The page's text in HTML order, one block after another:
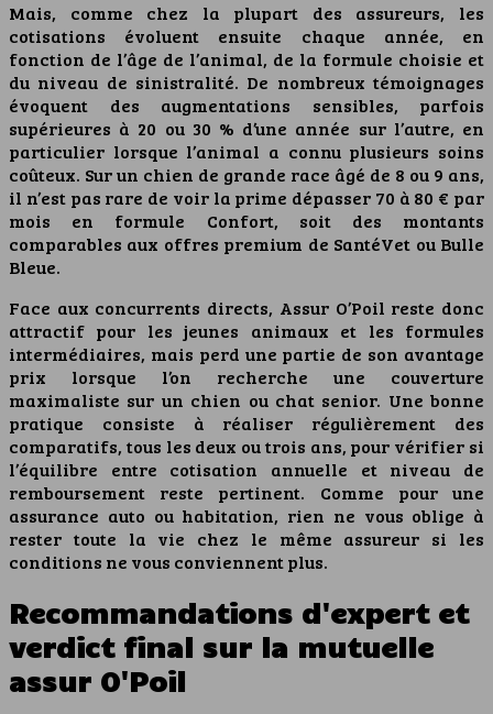
Mais, comme chez la plupart des assureurs, les
cotisations évoluent ensuite chaque année, en
fonction de l’âge de l’animal, de la formule choisie et
du niveau de sinistralité. De nombreux témoignages
évoquent des augmentations sensibles, parfois
supérieures à 20 ou 30 % d’une année sur l’autre, en
particulier lorsque l’animal a connu plusieurs soins
coûteux. Sur un chien de grande race âgé de 8 ou 9 ans,
il n’est pas rare de voir la prime dépasser 70 à 80 € par
mois en formule Confort, soit des montants
comparables aux offres premium de SantéVet ou Bulle
Bleue.
Face aux concurrents directs, Assur O’Poil reste donc
attractif pour les jeunes animaux et les formules
intermédiaires, mais perd une partie de son avantage
prix lorsque l’on recherche une couverture
maximaliste sur un chien ou chat senior. Une bonne
pratique consiste à réaliser régulièrement des
comparatifs, tous les deux ou trois ans, pour vérifier si
l’équilibre entre cotisation annuelle et niveau de
remboursement reste pertinent. Comme pour une
assurance auto ou habitation, rien ne vous oblige à
rester toute la vie chez le même assureur si les
conditions ne vous conviennent plus.
Recommandations d'expert et
verdict final sur la mutuelle
assur O'Poil